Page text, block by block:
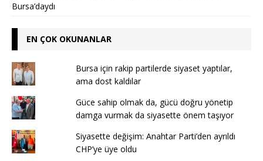
Bursa’daydı
EN ÇOK OKUNANLAR
Bursa için rakip partilerde siyaset yaptılar,
ama dost kaldılar
Güce sahip olmak da, gücü doğru yönetip
damga vurmak da siyasette önem taşıyor
Siyasette değişim: Anahtar Parti’den ayrıldı
CHP’ye üye oldu